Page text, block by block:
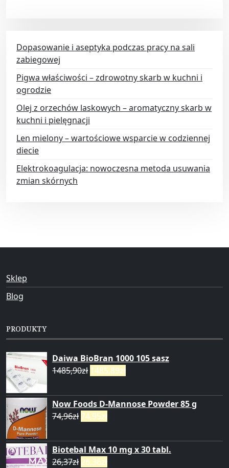
Dopasowanie i aseptyka podczas pracy na sali
zabiegowej
Pigwa właściwości – zdrowotny skarb w kuchni i
ogrodzie
Olej z orzechów laskowych – aromatyczny skarb w
kuchni i pielęgnacji
Len mielony – wartościowe wsparcie w codziennej
diecie
Elektrokoagulacja: nowoczesna metoda usuwania
zmian skórnych
Sklep
Blog
PRODUKTY
Daiwa BioBran 1000 105 sasz
1485,90zł 1485,89zł
Now Foods D-Mannose Powder 85 g
74,96zł 74,95zł
Biotebal Max 10 mg x 30 tabl.
26,37zł 26,36zł